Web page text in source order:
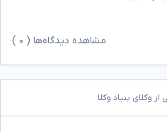
مشاهده دیدگاه‌ها ( ۰
وکلای بنیاد وکلا